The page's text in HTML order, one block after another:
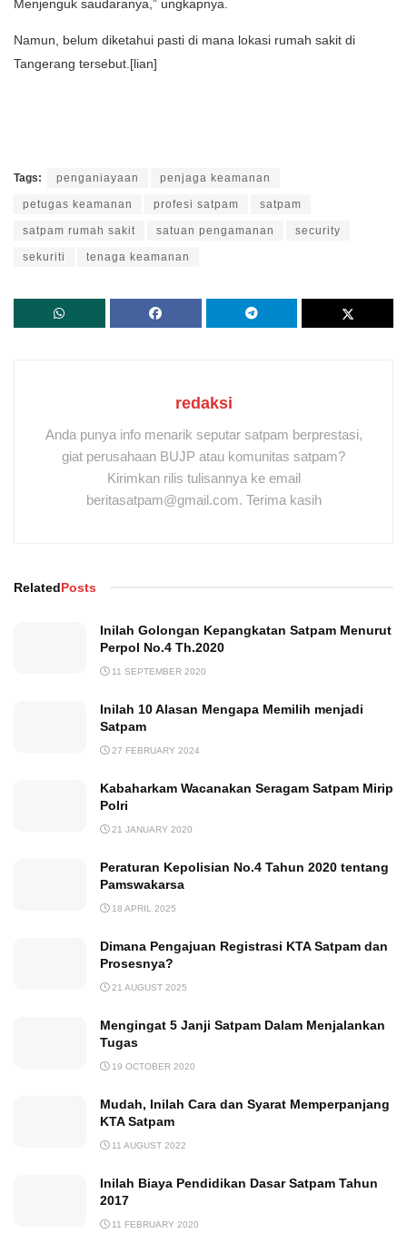
Menjenguk saudaranya,” ungkapnya.
Namun, belum diketahui pasti di mana lokasi rumah sakit di
Tangerang tersebut.[lian]
Tags: penganiayaan penjaga keamanan
petugas keamanan profesi satpam satpam
satpam rumah sakit satuan pengamanan security
sekuriti tenaga keamanan
redaksi
Anda punya info menarik seputar satpam berprestasi,
giat perusahaan BUJP atau komunitas satpam?
Kirimkan rilis tulisannya ke email
beritasatpam@gmail.com. Terima kasih
RelatedPosts
Inilah Golongan Kepangkatan Satpam Menurut
Perpol No.4 Th.2020
11 SEPTEMBER 2020
Inilah 10 Alasan Mengapa Memilih menjadi
Satpam
27 FEBRUARY 2024
Kabaharkam Wacanakan Seragam Satpam Mirip
Polri
21 JANUARY 2020
Peraturan Kepolisian No.4 Tahun 2020 tentang
Pamswakarsa
18 APRIL 2025
Dimana Pengajuan Registrasi KTA Satpam dan
Prosesnya?
21 AUGUST 2025
Mengingat 5 Janji Satpam Dalam Menjalankan
Tugas
19 OCTOBER 2020
Mudah, Inilah Cara dan Syarat Memperpanjang
KTA Satpam
11 AUGUST 2022
Inilah Biaya Pendidikan Dasar Satpam Tahun
2017
11 FEBRUARY 2020